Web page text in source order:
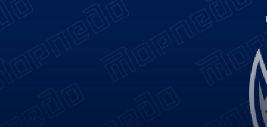
Текстовые
Фотобанк